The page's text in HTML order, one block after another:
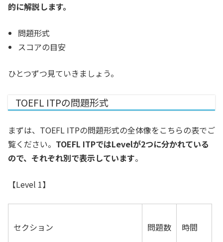
的に解説します。
問題形式
スコアの目安
ひとつずつ見ていきましょう。
TOEFL ITPの問題形式
まずは、TOEFL ITPの問題形式の全体像をこちらの表でご
覧ください。 TOEFL ITPではLevelが2つに分かれている
ので、それぞれ別で表示しています。
【Level 1】
セクション 問題数 時間